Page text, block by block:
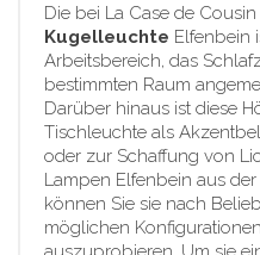
Die bei La Case de
Kugelleuchte Elfenbein
Arbeitsbereich, das
bestimmten Raum
Darüber hinaus ist diese
Tischleuchte als
oder zur Schaffung von
Lampen Elfenbein aus
können Sie sie nach
möglichen